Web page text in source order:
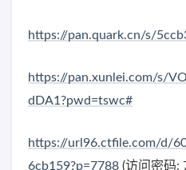
https://pan.quark.cn/s/
https://pan.xunlei.com/s/
dDA1?pwd=tswc#
https://url96.ctfile.com/d/
6cb159?p=7788 (访问密码: